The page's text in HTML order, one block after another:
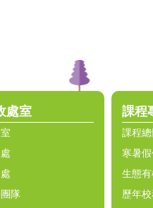
處室
隊
課程
課程
寒暑
生態
歷年